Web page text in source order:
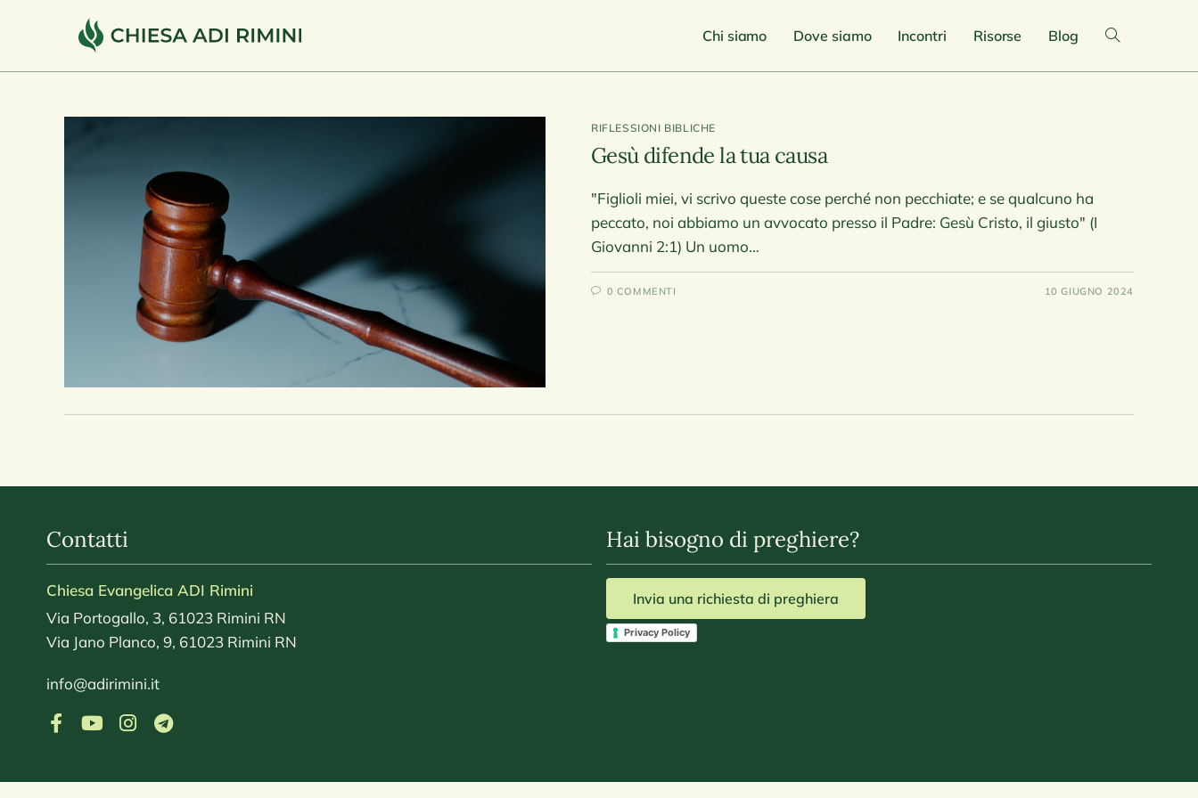
Chi siamo Dove siamo Incontri Risorse Blog
RIFLESSIONI BIBLICHE
Gesù difende la tua causa
"Figlioli miei, vi scrivo queste cose perché non pecchiate; e se qualcuno ha
peccato, noi abbiamo un avvocato presso il Padre: Gesù Cristo, il giusto" (I
Giovanni 2:1) Un uomo…
0 COMMENTI 10 GIUGNO 2024
Contatti
Chiesa Evangelica ADI Rimini
Via Portogallo, 3, 61023 Rimini RN
Via Jano Planco, 9, 61023 Rimini RN
info@adirimini.it
Hai bisogno di preghiere?
Invia una richiesta di preghiera
Privacy Policy